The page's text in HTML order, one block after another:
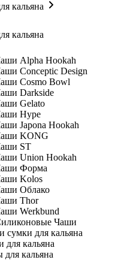
кальяна
кальяна
Alpha Hookah
Conceptic Design
Cosmo Bowl
Darkside
Gelato
Hype
Japona Hookah
KONG
ST
Union Hookah
Форма
Kolos
Облако
Thor
Werkbund
Чаши
сумки для кальяна
для кальяна
кальяна